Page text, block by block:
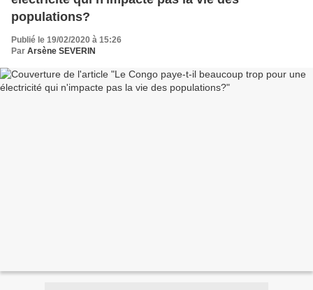
populations?
Publié le 19/02/2020 à 15:26
Par Arsène SEVERIN